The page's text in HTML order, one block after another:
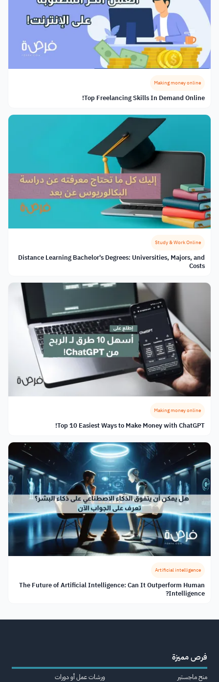
Making money online
Top Freelancing Skills In Demand Online!
Study & Work Online
Distance Learning Bachelor's Degrees: Universities, Majors, and
Costs
Making money online
Top 10 Easiest Ways to Make Money with ChatGPT!
Artificial intelligence
The Future of Artificial Intelligence: Can It Outperform Human
Intelligence?
فرص مميزة
منح ماجستير
ورشات عمل أو دورات